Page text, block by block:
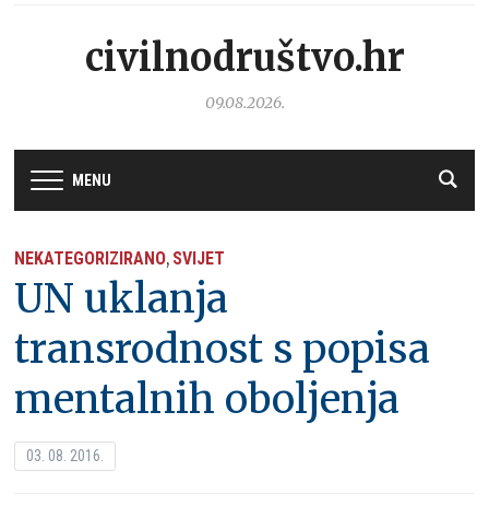
civilnodruštvo.hr
09.08.2026.
MENU
NEKATEGORIZIRANO, SVIJET
UN uklanja
transrodnost s popisa
mentalnih oboljenja
03. 08. 2016.